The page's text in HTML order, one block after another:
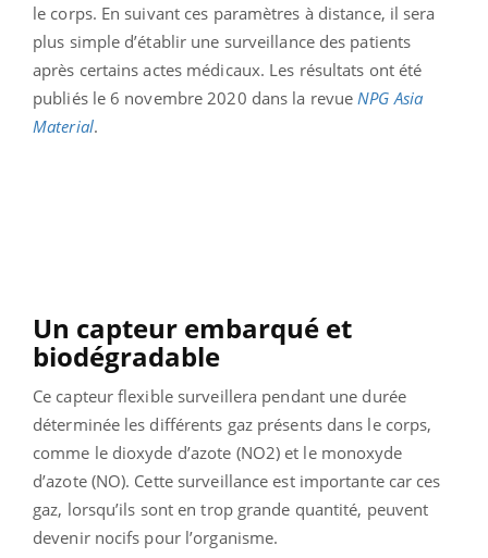
le corps. En suivant ces paramètres à distance, il sera
plus simple d’établir une surveillance des patients
après certains actes médicaux. Les résultats ont été
publiés le 6 novembre 2020 dans la revueNPG Asia
Material.
Un capteur embarqué et
biodégradable
Ce capteur flexible surveillera pendant une durée
déterminée les différents gaz présents dans le corps,
comme le dioxyde d’azote (NO2) et le monoxyde
d’azote (NO). Cette surveillance est importante car ces
gaz, lorsqu’ils sont en trop grande quantité, peuvent
devenir nocifs pour l’organisme.